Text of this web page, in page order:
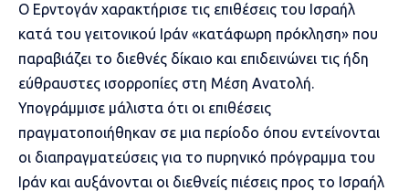
Ο Ερντογάν χαρακτήρισε τις επιθέσεις του Ισραήλ
κατά του γειτονικού Ιράν «κατάφωρη πρόκληση» που
παραβιάζει το διεθνές δίκαιο και επιδεινώνει τις ήδη
εύθραυστες ισορροπίες στη Μέση Ανατολή.
Υπογράμμισε μάλιστα ότι οι επιθέσεις
πραγματοποιήθηκαν σε μια περίοδο όπου εντείνονται
οι διαπραγματεύσεις για το πυρηνικό πρόγραμμα του
Ιράν και αυξάνονται οι διεθνείς πιέσεις προς το Ισραήλ